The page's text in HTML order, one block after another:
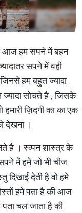
है आज हम सपने में बहन
सपने में वही
हम बहुत ज्यादा
सोचते है , जिसके
ज़िदगी का का एक
देखना ।
है । स्व्पन शास्त्र के
में हमे जो भी चीज
दिखाई देती है वो हमे
हमे पता है की आज
चल जाता है की